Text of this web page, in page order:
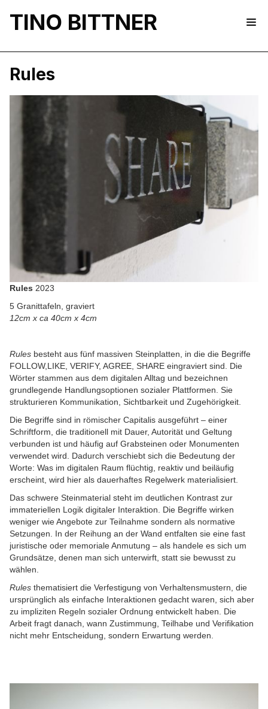
TINO BITTNER
Rules
Rules 2023
5 Granittafeln, graviert
12cm x ca 40cm x 4cm
Rules besteht aus fünf massiven Steinplatten, in die die Begriffe
FOLLOW,LIKE, VERIFY, AGREE, SHARE eingraviert sind. Die
Wörter stammen aus dem digitalen Alltag und bezeichnen
grundlegende Handlungsoptionen sozialer Plattformen. Sie
strukturieren Kommunikation, Sichtbarkeit und Zugehörigkeit.
Die Begriffe sind in römischer Capitalis ausgeführt – einer
Schriftform, die traditionell mit Dauer, Autorität und Geltung
verbunden ist und häufig auf Grabsteinen oder Monumenten
verwendet wird. Dadurch verschiebt sich die Bedeutung der
Worte: Was im digitalen Raum flüchtig, reaktiv und beiläufig
erscheint, wird hier als dauerhaftes Regelwerk materialisiert.
Das schwere Steinmaterial steht im deutlichen Kontrast zur
immateriellen Logik digitaler Interaktion. Die Begriffe wirken
weniger wie Angebote zur Teilnahme sondern als normative
Setzungen. In der Reihung an der Wand entfalten sie eine fast
juristische oder memoriale Anmutung – als handele es sich um
Grundsätze, denen man sich unterwirft, statt sie bewusst zu
wählen.
Rules thematisiert die Verfestigung von Verhaltensmustern, die
ursprünglich als einfache Interaktionen gedacht waren, sich aber
zu impliziten Regeln sozialer Ordnung entwickelt haben. Die
Arbeit fragt danach, wann Zustimmung, Teilhabe und Verifikation
nicht mehr Entscheidung, sondern Erwartung werden.